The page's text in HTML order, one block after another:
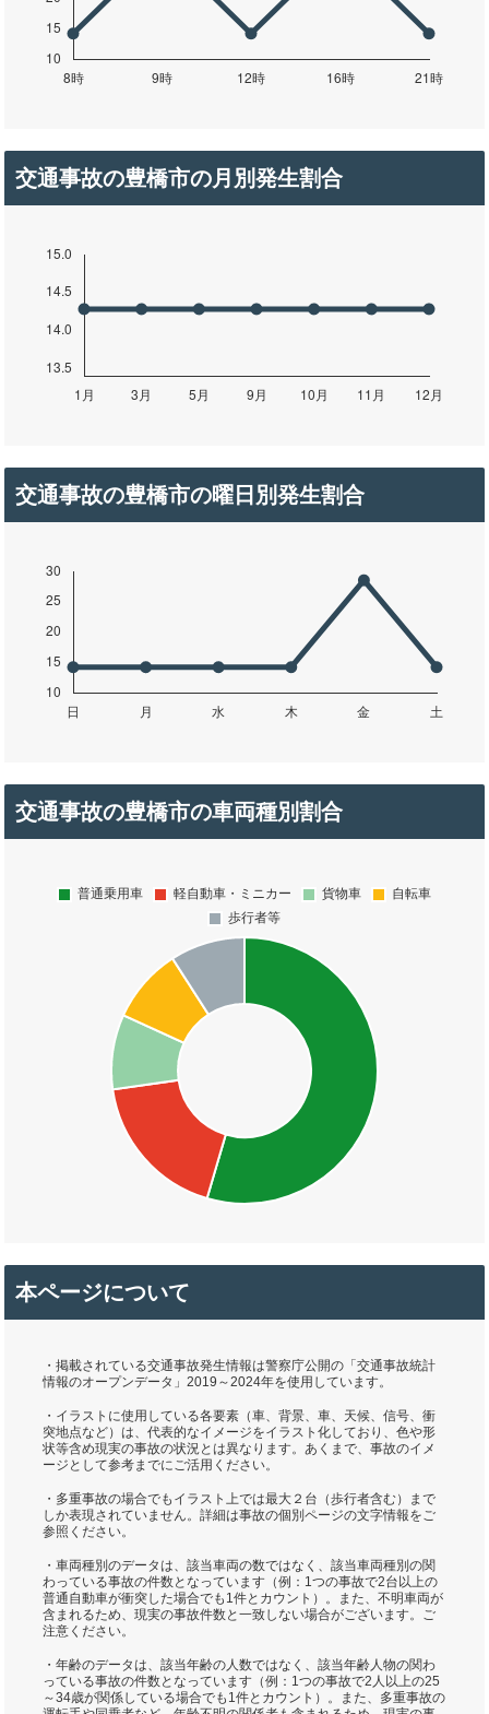
交通事故の豊橋市の月別発生割合
交通事故の豊橋市の曜日別発生割合
交通事故の豊橋市の車両種別割合
本ページについて
・掲載されている交通事故発生情報は警察庁公開の「交通事故統計
情報のオープンデータ」2019～2024年を使用しています。
・イラストに使用している各要素（車、背景、車、天候、信号、衝
突地点など）は、代表的なイメージをイラスト化しており、色や形
状等含め現実の事故の状況とは異なります。あくまで、事故のイメ
ージとして参考までにご活用ください。
・多重事故の場合でもイラスト上では最大２台（歩行者含む）まで
しか表現されていません。詳細は事故の個別ページの文字情報をご
参照ください。
・車両種別のデータは、該当車両の数ではなく、該当車両種別の関
わっている事故の件数となっています（例：1つの事故で2台以上の
普通自動車が衝突した場合でも1件とカウント）。また、不明車両が
含まれるため、現実の事故件数と一致しない場合がございます。ご
注意ください。
・年齢のデータは、該当年齢の人数ではなく、該当年齢人物の関わ
っている事故の件数となっています（例：1つの事故で2人以上の25
～34歳が関係している場合でも1件とカウント）。また、多重事故の